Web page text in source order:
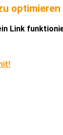
optimieren
Link